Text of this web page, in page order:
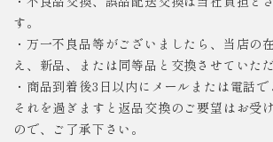
す。
・万一不良品等がございましたら、当店の
え、新品、または同等品と交換させていただ
・商品到着後3日以内にメールまたは電話で
それを過ぎますと返品交換のご要望はお受
ので、ご了承下さい。